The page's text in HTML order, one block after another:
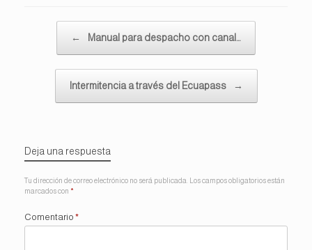
← Manual para despacho con canal…
Intermitencia a través del Ecuapass →
Deja una respuesta
Tu dirección de correo electrónico no será publicada.
Los campos obligatorios están
marcados con *
Comentario *